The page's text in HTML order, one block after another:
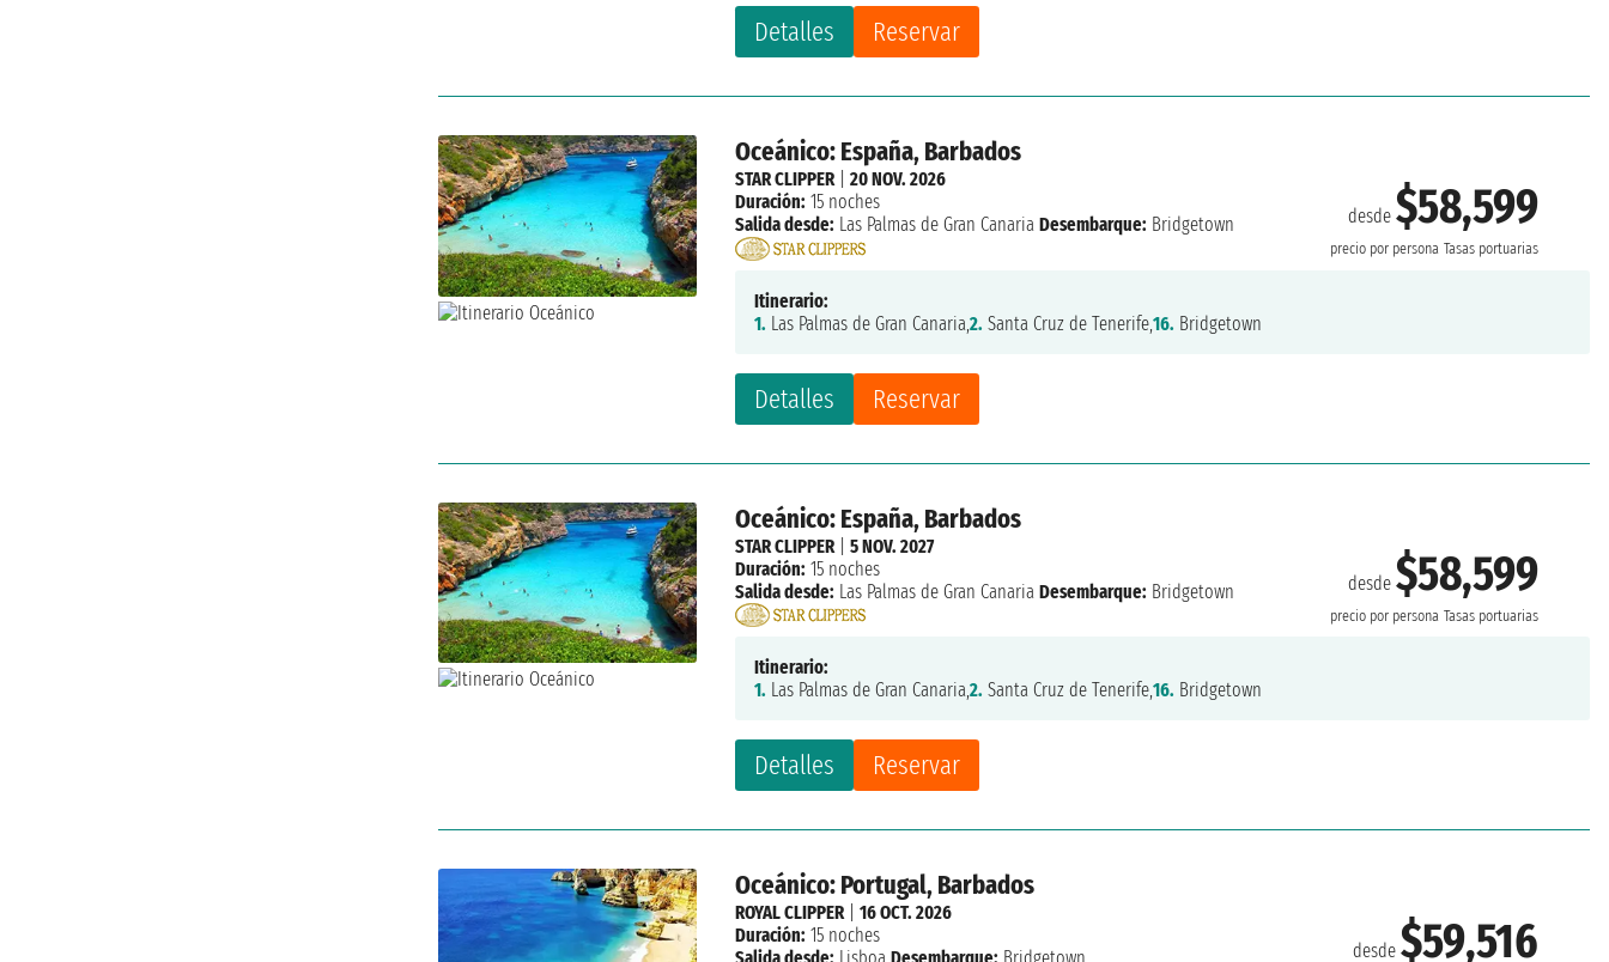
Detalles Reservar
Oceánico: España, Barbados
desde$58,599
precio por persona Tasas portuarias
Detalles Reservar
STAR CLIPPER|20 NOV. 2026
Duración: 15 noches
Salida desde: Las Palmas de Gran Canaria Desembarque: Bridgetown
Itinerario:
1. Las Palmas de Gran Canaria,2. Santa Cruz de Tenerife,16. Bridgetown
Oceánico: España, Barbados
desde$58,599
precio por persona Tasas portuarias
Detalles Reservar
STAR CLIPPER |5 NOV. 2027
Duración: 15 noches
Salida desde: Las Palmas de Gran Canaria Desembarque: Bridgetown
Itinerario:
1. Las Palmas de Gran Canaria,2. Santa Cruz de Tenerife,16. Bridgetown
Oceánico: Portugal, Barbados
desde$59,516
ROYAL CLIPPER|16 OCT. 2026
Duración: 15 noches